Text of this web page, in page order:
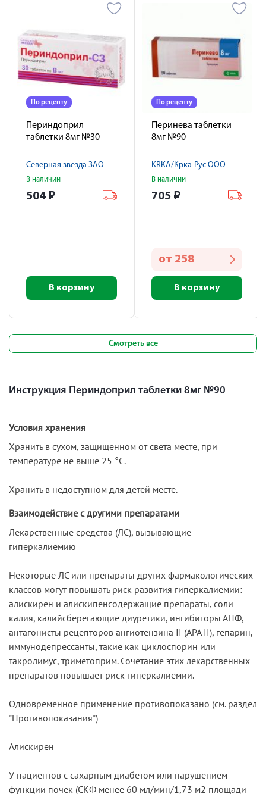
По рецепту
Периндоприл
таблетки 8мг №30
Северная звезда ЗАО
В наличии
504 ₽
В корзину
По рецепту
Перинева таблетки
8мг №90
KRKA/Крка-Рус ООО
В наличии
705 ₽
от 258
В корзину
Смотреть все
Инструкция Периндоприл таблетки 8мг №90
Условия хранения
Хранить в сухом, защищенном от света месте, при
температуре не выше 25 °С.
Хранить в недоступном для детей месте.
Взаимодействие с другими препаратами
Лекарственные средства (ЛС), вызывающие
гиперкалиемию
Некоторые ЛС или препараты других фармакологических
классов могут повышать риск развития гиперкалиемии:
алискирен и алискипенсодержащие препараты, соли
калия, калийсберегающие диуретики, ингибиторы АПФ,
антагонисты рецепторов ангиотензина II (АРА II), гепарин,
иммунодепрессанты, такие как циклоспорин или
такролимус, триметоприм. Сочетание этих лекарственных
препаратов повышает риск гиперкалиемии.
Одновременное применение противопоказано (см. раздел
"Противопоказания")
Алискирен
У пациентов с сахарным диабетом или нарушением
функции почек (СКФ менее 60 мл/мин/1,73 м2 площади